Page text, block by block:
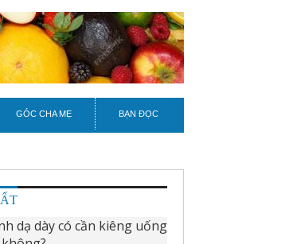
GÓC CHA MẸ BẠN ĐỌC